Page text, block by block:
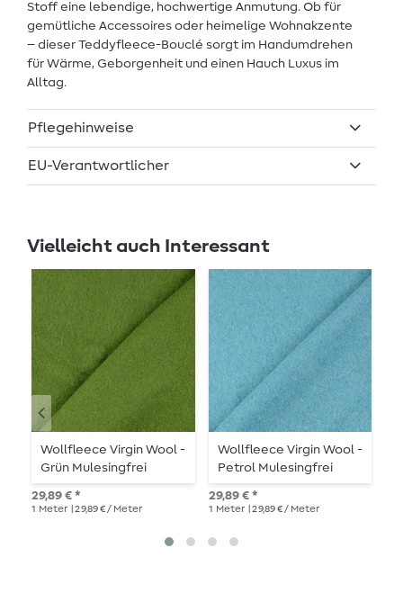
Stoff eine lebendige, hochwertige Anmutung. Ob für
gemütliche Accessoires oder heimelige Wohnakzente
– dieser Teddyfleece-Bouclé sorgt im Handumdrehen
für Wärme, Geborgenheit und einen Hauch Luxus im
Alltag.
Pflegehinweise
EU-Verantwortlicher
Vielleicht auch Interessant
Wollfleece Virgin Wool -
Grün Mulesingfrei
29,89 € *
1 Meter | 29,89 € / Meter
Wollfleece Virgin Wool -
Petrol Mulesingfrei
29,89 € *
1 Meter | 29,89 € / Meter